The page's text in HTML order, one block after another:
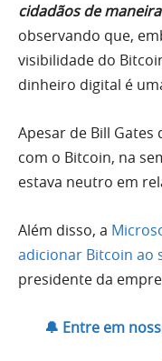
cidadãos de
observando que,
visibilidade do
dinheiro digital é
Apesar de Bill
com o Bitcoin, na
estava neutro em
Além disso, a
adicionar Bitcoin ao
presidente da
🔔 Entre em